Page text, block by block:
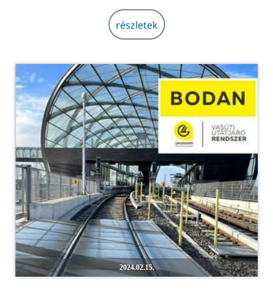
részletek
2024.02.15.